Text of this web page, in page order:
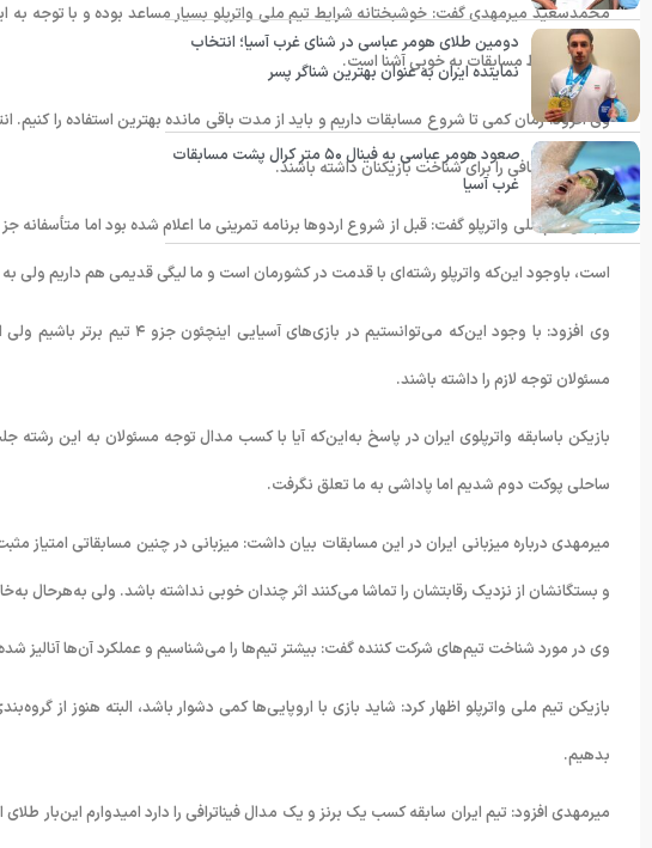
محمدسعید میرمهدی گفت: خوشبختانه شرایط تیم ملی واترپلو بسیار مساعد بوده و با توجه به
بوده با شرایط مسابقات به خوبی آشنا است.
وی افزود: زمان کمی تا شروع مسابقات داریم و باید از مدت باقی مانده بهترین استفاده را
باید فرصت کافی را برای شناخت بازیکنان داشته باشند.
بازیکن تیم ملی واترپلو گفت: قبل از شروع اردوها برنامه تمرینی ما اعلام شده بود اما
است، باوجود این‌که واترپلو رشته‌ای با قدمت در کشورمان است و ما لیگی قدیمی هم داریم ولی
وی افزود: با وجود این‌که
مسئولان توجه لازم را داشته باشند.
بازیکن باسابقه واترپلوی ایران در پاسخ به‌این‌که آیا با کسب مدال توجه مسئولان به این
ساحلی پوکت دوم شدیم اما پاداشی به ما تعلق نگرفت.
میرمهدی درباره میزبانی ایران در این مسابقات بیان داشت: میزبانی در چنین مسابقاتی امتیاز
و بستگانشان از نزدیک رقابتشان را تماشا می‌کنند اثر چندان خوبی نداشته باشد. ولی به‌هرحال
وی در مورد شناخت تیم‌های شرکت کننده گفت: بیشتر تیم‌ها را می‌شناسیم و عملکرد آن‌ها آنالیز
بازیکن تیم ملی واترپلو اظهار کرد: شاید بازی با اروپایی‌ها کمی دشوار باشد، البته هنوز از
بدهیم.
میرمهدی افزود: تیم ایران سابقه کسب یک برنز و یک مدال فیناترافی را دارد امیدوارم این‌بار
دومین طلای هومر عباسی در شنای غرب آسیا؛ انتخاب
نماینده ایران به عنوان بهترین شناگر پسر
صعود هومر عباسی به فینال ۵۰ متر کرال پشت مسابقات
غرب آسیا